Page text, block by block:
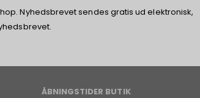
Nyhedsbrevet sendes gratis ud elektronisk,
ÅBNINGSTIDER BUTIK